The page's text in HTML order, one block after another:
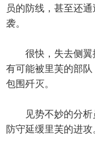
员的防线，甚至还
袭。
很快，失去侧翼
有可能被里芙的部队
包围歼灭。
见势不妙的分析
防守延缓里芙的进攻